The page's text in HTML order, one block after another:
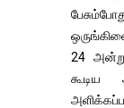
24
கூடிய